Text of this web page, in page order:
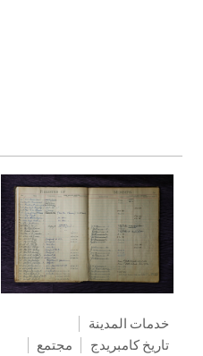
خدمات المدينة
تاريخ كامبريدج
مجتمع